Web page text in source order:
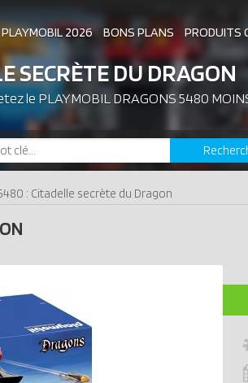
PLAYMOBIL 2026 BONS PLANS PRODUITS
ASSOCIATIONS DE FANS EXPOSITIONS
LES PLAYMOBIL LES PLUS CHERS
SECRÈTE DU DRAGON
le PLAYMOBIL DRAGONS 5480
: Citadelle secrète du Dragon